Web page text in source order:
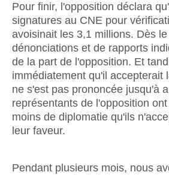
Pour finir, l'opposition déclara
signatures au CNE pour
avoisinait les 3,1 millions. Dès
dénonciations et de rapports
de la part de l'opposition. Et
immédiatement qu'il accepterait
ne s'est pas prononcée jusqu'à
représentants de l'opposition
moins de diplomatie qu'ils
leur faveur.
Pendant plusieurs mois, nous